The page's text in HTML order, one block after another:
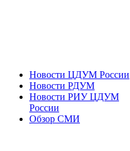
Новости ЦДУМ России
Новости РДУМ
Новости РИУ ЦДУМ
России
Обзор СМИ